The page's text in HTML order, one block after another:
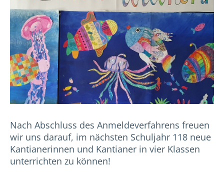
Nach Abschluss des Anmeldeverfahrens freuen
wir uns darauf, im nächsten Schuljahr 118 neue
Kantianerinnen und Kantianer in vier Klassen
unterrichten zu können!